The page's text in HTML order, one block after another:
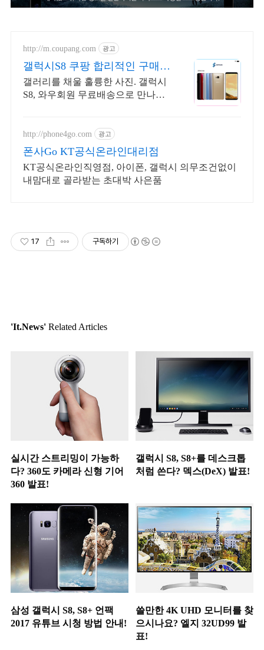
http://m.coupang.com 광고
갤럭시S8 쿠팡 합리적인 구매
기회
갤러리를 채울 훌륭한 사진. 갤럭시
S8, 와우회원 무료배송으로 만나보
http://phone4go.com 광고
폰사Go KT공식온라인대리점
KT공식온라인직영점, 아이폰, 갤럭시 의무조건없이
내맘대로 골라받는 초대박 사은품
17 구독하기
'It.News' Related Articles
실시간 스트리밍이 가능하
다? 360도 카메라 신형 기어
360 발표!
갤럭시 S8, S8+를 데스크톱
처럼 쓴다? 덱스(DeX) 발표!
삼성 갤럭시 S8, S8+ 언팩
2017 유튜브 시청 방법 안내!
쓸만한 4K UHD 모니터를 찾
으시나요? 엘지 32UD99 발
표!